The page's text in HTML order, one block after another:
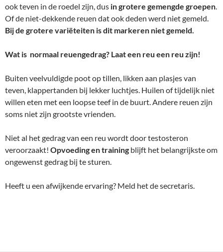
ook teven in de roedel zijn, dus in grotere gemengde groepen.
Of de niet-dekkende reuen dat ook deden werd niet gemeld.
Bij de grotere variëteiten is dit markeren niet gemeld.
Wat is normaal reuengedrag? Laat een reu een reu zijn!
Buiten veelvuldigde poot op tillen, likken aan plasjes van
teven, klappertanden bij lekker luchtjes. Huilen of tijdelijk niet
willen eten met een loopse teef in de buurt. Andere reuen zijn
soms niet zijn grootste vrienden.
Niet al het gedrag van een reu wordt door testosteron
veroorzaakt! Opvoedingen training blijft het belangrijkste om
ongewenst gedrag bij te sturen.
Heeft u een afwijkende ervaring? Meld het de secretaris.